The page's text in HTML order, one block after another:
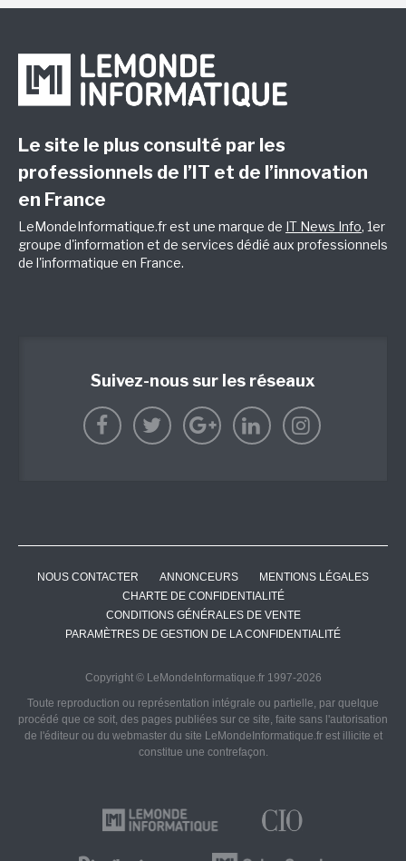
Le site le plus consulté par les
professionnels de l’IT et de l’innovation
en France
LeMondeInformatique.fr est une marque de IT News Info, 1er
groupe d'information et de services dédié aux professionnels
de l'informatique en France.
Suivez-nous sur les réseaux
NOUS CONTACTER ANNONCEURS
MENTIONS LÉGALES
CHARTE DE CONFIDENTIALITÉ
CONDITIONS GÉNÉRALES DE VENTE
PARAMÈTRES DE GESTION DE LA CONFIDENTIALITÉ
Copyright © LeMondeInformatique.fr 1997-2026
Toute reproduction ou représentation intégrale ou partielle, par quelque
procédé que ce soit, des pages publiées sur ce site, faite sans l'autorisation
de l'éditeur ou du webmaster du site LeMondeInformatique.fr est illicite et
constitue une contrefaçon.